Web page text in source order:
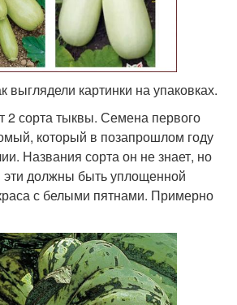
выглядели картинки на упаковках.
2 сорта тыквы. Семена первого
который в позапрошлом году
Названия сорта он не знает, но
должны быть уплощенной
с белыми пятнами. Примерно